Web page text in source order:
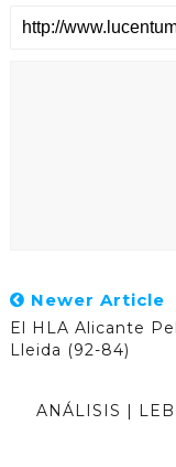
Newer Article
El HLA Alicante
Lleida (92-84)
ANÁLISIS |